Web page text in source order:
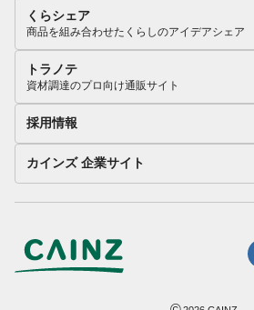
くらシェア
商品を組み合わせたくらしのアイデアシェア
トラノテ
資材調達のプロ向け通販サイト
採用情報
カインズ 企業サイト